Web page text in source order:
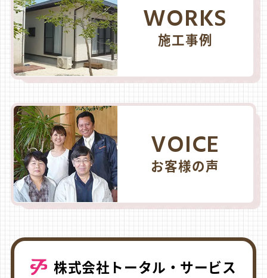
WORKS
施工事例
VOICE
お客様の声
株式会社トータル・サービス